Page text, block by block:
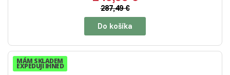
287,49 €
Do košíka
MÁM SKLADEM
EXPEDUJI IHNED